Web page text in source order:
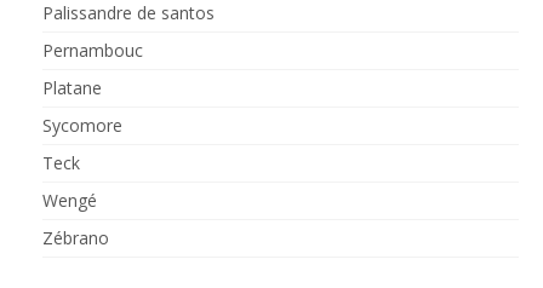
Palissandre de santos
Pernambouc
Platane
Sycomore
Teck
Wengé
Zébrano